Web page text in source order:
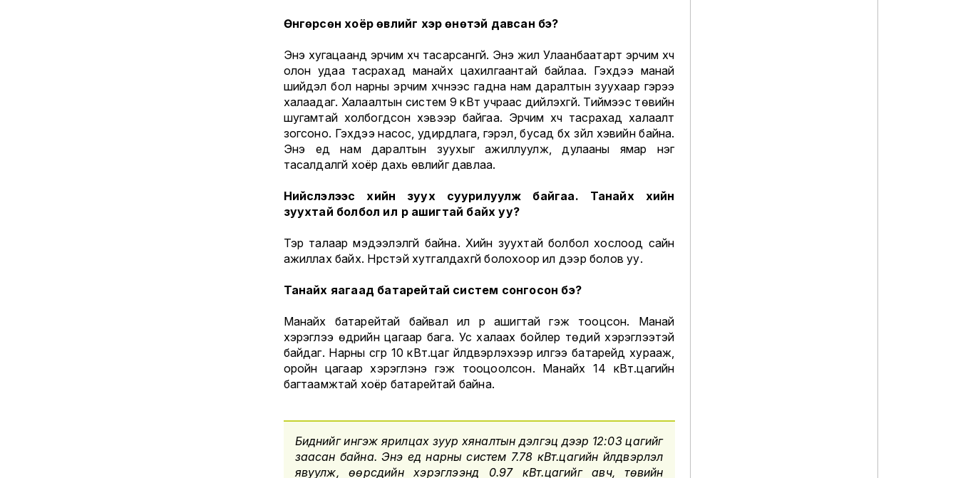
Өнгөрсөн хоёр өвлийг хэр өнөтэй давсан бэ?
Энэ хугацаанд эрчим хүч тасарсангүй. Энэ жил Улаанбаатарт эрчим хүч
олон удаа тасрахад манайх цахилгаантай байлаа. Гэхдээ манай
шийдэл бол нарны эрчим хүчнээс гадна нам даралтын зуухаар гэрээ
халаадаг. Халаалтын систем 9 кВт учраас дийлэхгүй. Тиймээс төвийн
шугамтай холбогдсон хэвээр байгаа. Эрчим хүч тасрахад халаалт
зогсоно. Гэхдээ насос, удирдлага, гэрэл, бусад бүх зүйл хэвийн байна.
Энэ үед нам даралтын зуухыг ажиллуулж, дулааны ямар нэг
тасалдалгүй хоёр дахь өвлийг давлаа.
Нийслэлээс хийн зуух суурилуулж байгаа. Танайх хийн
зуухтай болбол илүү үр ашигтай байх уу?
Тэр талаар мэдээлэлгүй байна. Хийн зуухтай болбол хослоод сайн
ажиллах байх. Нүүрстэй хутгалдахгүй болохоор илүү дээр болов уу.
Танайх яагаад батарейтай систем сонгосон бэ?
Манайх батарейтай байвал илүү үр ашигтай гэж тооцсон. Манай
хэрэглээ өдрийн цагаар бага. Ус халаах бойлер төдий хэрэглээтэй
байдаг. Нарны үүсгүүр 10 кВт.цаг үйлдвэрлэхээр илүүгээ батарейд хурааж,
оройн цагаар хэрэглэнэ гэж тооцоолсон. Манайх 14 кВт.цагийн
багтаамжтай хоёр батарейтай байна.
Биднийг ингэж ярилцах зуур хяналтын дэлгэц дээр 12:03 цагийг
заасан байна. Энэ үед нарны систем 7.78 кВт.цагийн үйлдвэрлэл
явуулж, өөрсдийн хэрэглээнд 0.97 кВт.цагийг авч, төвийн